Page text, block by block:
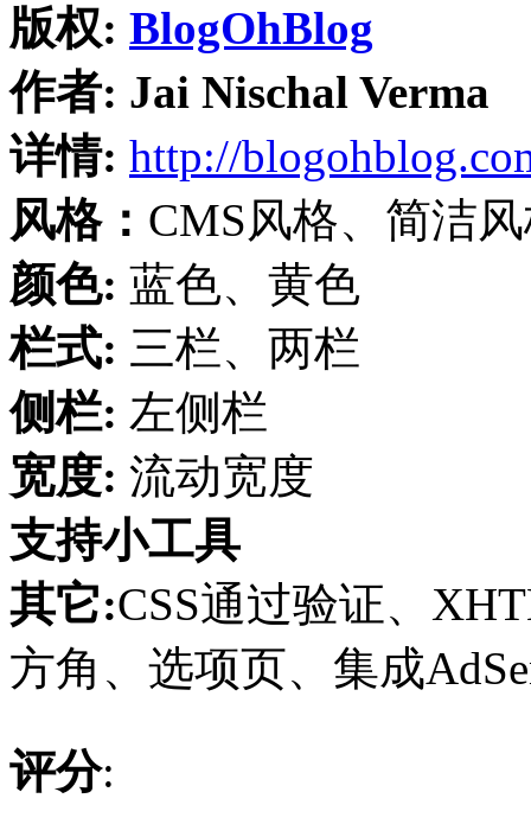
版权: BlogOhBlog
作者: Jai Nischal Verma
详情: http://
风格： CMS风格、简洁
颜色: 蓝色、黄色
栏式: 三栏、两栏
侧栏: 左侧栏
宽度: 流动宽度
支持小工具
其它:CSS通过验证、
方角、选项页、集成
评分: